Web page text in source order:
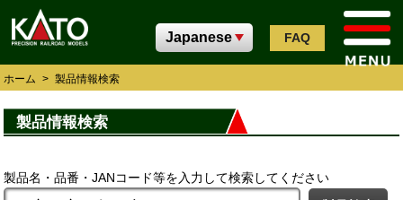
FAQ
ホーム > 製品情報検索
製品情報検索
製品名・品番・JANコード等を入力して検索してください